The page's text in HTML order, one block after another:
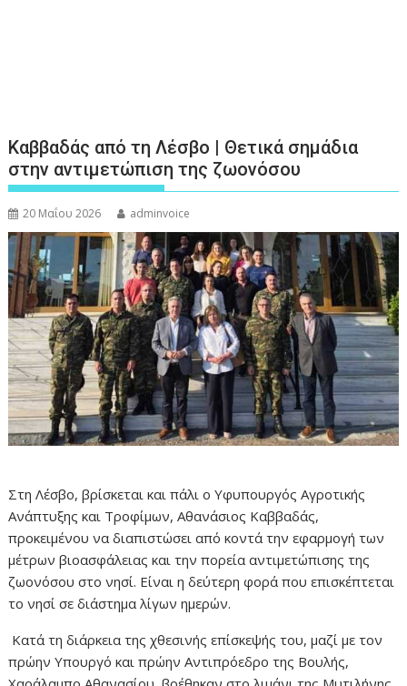
Καββαδάς από τη Λέσβο | Θετικά σημάδια
στην αντιμετώπιση της ζωονόσου
20 Μαΐου 2026 adminvoice
Στη Λέσβο, βρίσκεται και πάλι ο Υφυπουργός Αγροτικής
Ανάπτυξης και Τροφίμων, Αθανάσιος Καββαδάς,
προκειμένου να διαπιστώσει από κοντά την εφαρμογή των
μέτρων βιοασφάλειας και την πορεία αντιμετώπισης της
ζωονόσου στο νησί. Είναι η δεύτερη φορά που επισκέπτεται
το νησί σε διάστημα λίγων ημερών.
Κατά τη διάρκεια της χθεσινής επίσκεψής του, μαζί με τον
πρώην Υπουργό και πρώην Αντιπρόεδρο της Βουλής,